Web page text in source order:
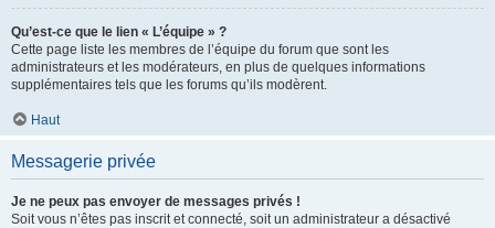
Qu’est-ce que le lien « L’équipe » ?
Cette page liste les membres de l’équipe du forum que sont les
administrateurs et les modérateurs, en plus de quelques informations
supplémentaires tels que les forums qu’ils modèrent.
Haut
Messagerie privée
Je ne peux pas envoyer de messages privés !
Soit vous n’êtes pas inscrit et connecté, soit un administrateur a désactivé